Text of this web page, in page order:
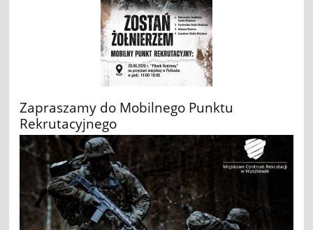
Zapraszamy do Mobilnego Punktu
Rekrutacyjnego